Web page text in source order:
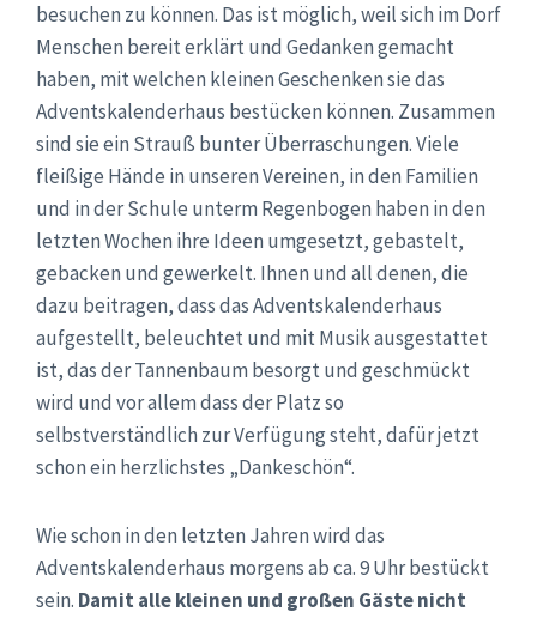
besuchen zu können. Das ist möglich, weil sich im Dorf
Menschen bereit erklärt und Gedanken gemacht
haben, mit welchen kleinen Geschenken sie das
Adventskalenderhaus bestücken können. Zusammen
sind sie ein Strauß bunter Überraschungen. Viele
fleißige Hände in unseren Vereinen, in den Familien
und in der Schule unterm Regenbogen haben in den
letzten Wochen ihre Ideen umgesetzt, gebastelt,
gebacken und gewerkelt. Ihnen und all denen, die
dazu beitragen, dass das Adventskalenderhaus
aufgestellt, beleuchtet und mit Musik ausgestattet
ist, das der Tannenbaum besorgt und geschmückt
wird und vor allem dass der Platz so
selbstverständlich zur Verfügung steht, dafür jetzt
schon ein herzlichstes „Dankeschön“.
Wie schon in den letzten Jahren wird das
Adventskalenderhaus morgens ab ca. 9 Uhr bestückt
sein. Damit alle kleinen und großen Gäste nicht